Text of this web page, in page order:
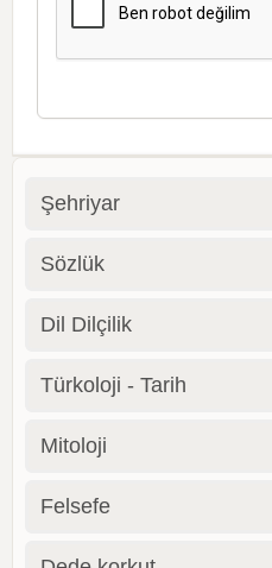
Şehriyar
Sözlük
Dil Dilçilik
Türkoloji - Tarih
Mitoloji
Felsefe